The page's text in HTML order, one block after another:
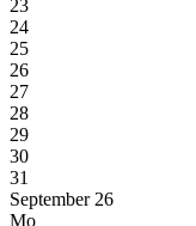
23
24
25
26
27
28
29
30
31
September 26
Mo